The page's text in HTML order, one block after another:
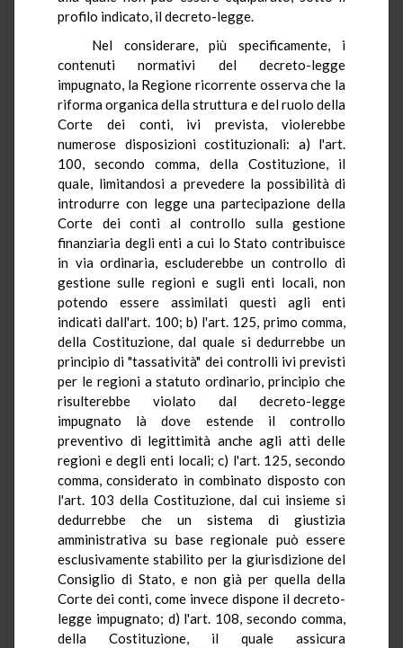
profilo indicato, il decreto-legge.
Nel considerare, più specificamente, i
contenuti normativi del decreto-legge
impugnato, la Regione ricorrente osserva che la
riforma organica della struttura e del ruolo della
Corte dei conti, ivi prevista, violerebbe
numerose disposizioni costituzionali: a) l'art.
100, secondo comma, della Costituzione, il
quale, limitandosi a prevedere la possibilità di
introdurre con legge una partecipazione della
Corte dei conti al controllo sulla gestione
finanziaria degli enti a cui lo Stato contribuisce
in via ordinaria, escluderebbe un controllo di
gestione sulle regioni e sugli enti locali, non
potendo essere assimilati questi agli enti
indicati dall'art. 100; b) l'art. 125, primo comma,
della Costituzione, dal quale si dedurrebbe un
principio di "tassatività" dei controlli ivi previsti
per le regioni a statuto ordinario, principio che
risulterebbe violato dal decreto-legge
impugnato là dove estende il controllo
preventivo di legittimità anche agli atti delle
regioni e degli enti locali; c) l'art. 125, secondo
comma, considerato in combinato disposto con
l'art. 103 della Costituzione, dal cui insieme si
dedurrebbe che un sistema di giustizia
amministrativa su base regionale può essere
esclusivamente stabilito per la giurisdizione del
Consiglio di Stato, e non già per quella della
Corte dei conti, come invece dispone il decreto-
legge impugnato; d) l'art. 108, secondo comma,
della Costituzione, il quale assicura